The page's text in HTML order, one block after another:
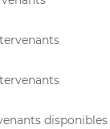
disponibles